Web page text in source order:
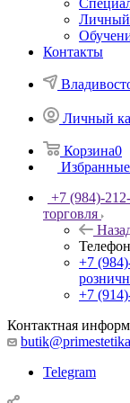
Личный
Контакты
Личный
Корзина0
+7 (984)-
торговля
+7
+7
Контактная
Telegram